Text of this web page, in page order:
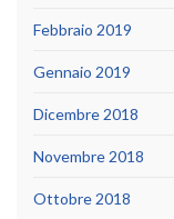
Febbraio 2019
Gennaio 2019
Dicembre 2018
Novembre 2018
Ottobre 2018